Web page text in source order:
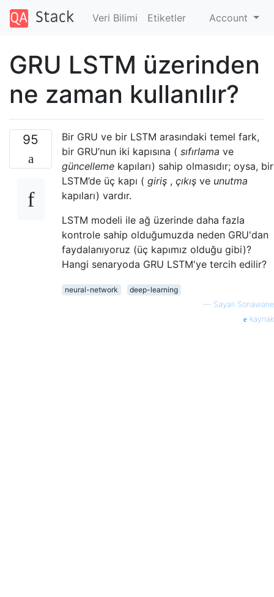
Veri Bilimi Etiketler Account
GRU LSTM üzerinden
ne zaman kullanılır?
95
Bir GRU ve bir LSTM arasındaki temel fark,
bir GRU’nun iki kapısına ( sıfırlama ve
güncelleme kapıları) sahip olmasıdır; oysa, bir
LSTM’de üç kapı ( giriş , çıkış ve unutma
kapıları) vardır.
LSTM modeli ile ağ üzerinde daha fazla
kontrole sahip olduğumuzda neden GRU'dan
faydalanıyoruz (üç kapımız olduğu gibi)?
Hangi senaryoda GRU LSTM'ye tercih edilir?
neural-network
deep-learning
— Sayali Sonawane
kaynak